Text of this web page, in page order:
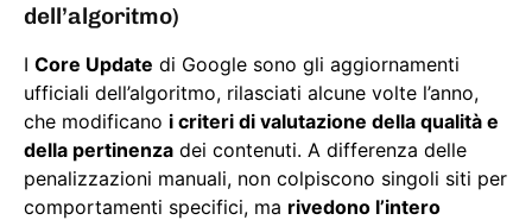
dell’algoritmo)
I Core Update di Google sono gli aggiornamenti
ufficiali dell’algoritmo, rilasciati alcune volte l’anno,
che modificano i criteri di valutazione della qualità e
della pertinenza dei contenuti. A differenza delle
penalizzazioni manuali, non colpiscono singoli siti per
comportamenti specifici, ma rivedono l’intero